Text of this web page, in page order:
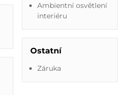
Ambientní osvětlení
interiéru
Ostatní
Záruka